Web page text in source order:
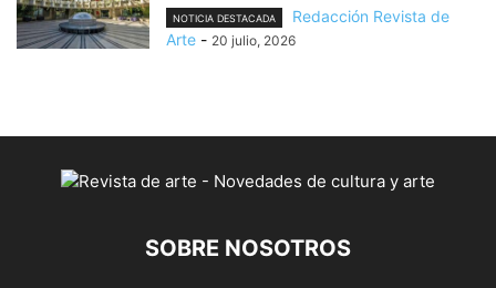
NOTICIA DESTACADA
Redacción Revista de
Arte - 20 julio, 2026
SOBRE NOSOTROS